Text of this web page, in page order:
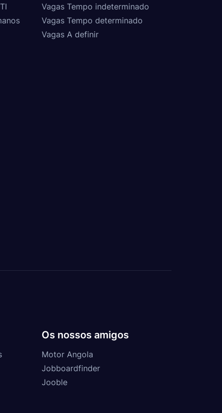
Vagas Tempo indeterminado
Vagas Tempo determinado
Vagas A definir
Os nossos amigos
Motor Angola
Jobboardfinder
Jooble